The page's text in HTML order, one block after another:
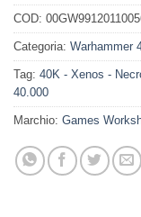
COD:
Categoria: Warhammer
Tag: 40K - Xenos -
40.000
Marchio: Games